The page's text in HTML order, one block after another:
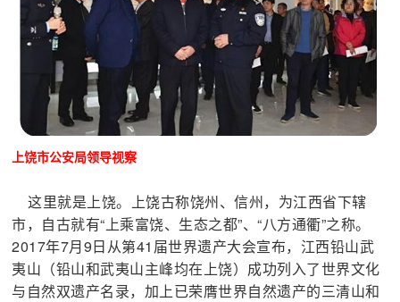
上饶市公安局领导视察
这里就是上饶。上饶古称饶州、信州，为江西省下辖
市，自古就有“上乘富饶、生态之都”、“八方通衢”之称。
2017年7月9日从第41届世界遗产大会宣布，江西铅山武
夷山（铅山和武夷山主峰均在上饶）成功列入了世界文化
与自然双遗产名录，加上已荣膺世界自然遗产的三清山和